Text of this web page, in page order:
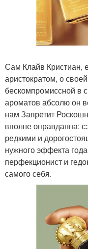
Сам Клайв Кристиан,
аристократом, о
бескомпромиссной в
ароматов абсолю он
нам Запретит
вполне оправданна:
редкими и
нужного эффекта
перфекционист и
самого себя.